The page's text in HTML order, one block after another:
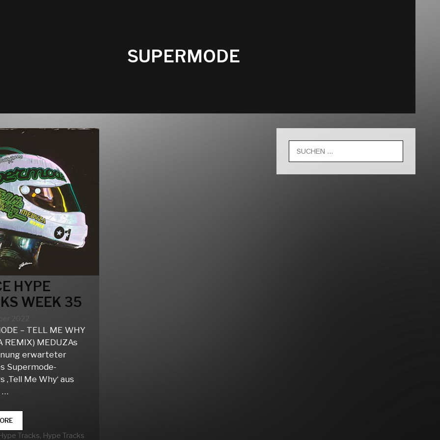
SUPERMODE
HYPE
WEEK 35
– TELL ME WHY
REMIX) MEDUZAs
erwarteter
Supermode-
‚Tell Me Why‘ aus
…
DANCE
HYPE
Tracks, Hype Tracks
nach: